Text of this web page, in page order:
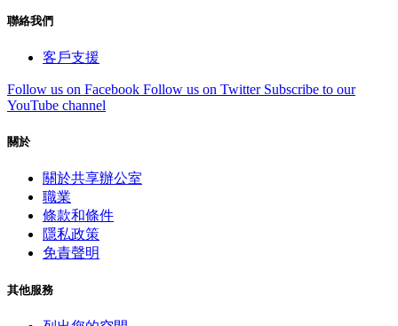
聯絡我們
客戶支援
Follow us on Facebook Follow us on Twitter Subscribe to our
YouTube channel
關於
關於共享辦公室
職業
條款和條件
隱私政策
免責聲明
其他服務